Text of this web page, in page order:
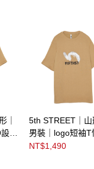
發現惡意使用之情形，
｜
計
5th STREET｜山
男裝｜logo短袖T
咖啡
NT$1,490